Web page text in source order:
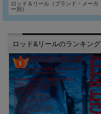
ロッド＆リール（ブランド・メーカ
ー別）
ロッド&リールのランキング